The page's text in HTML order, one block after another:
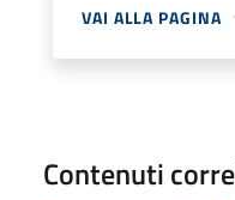
VAI ALLA PAGINA
Contenuti